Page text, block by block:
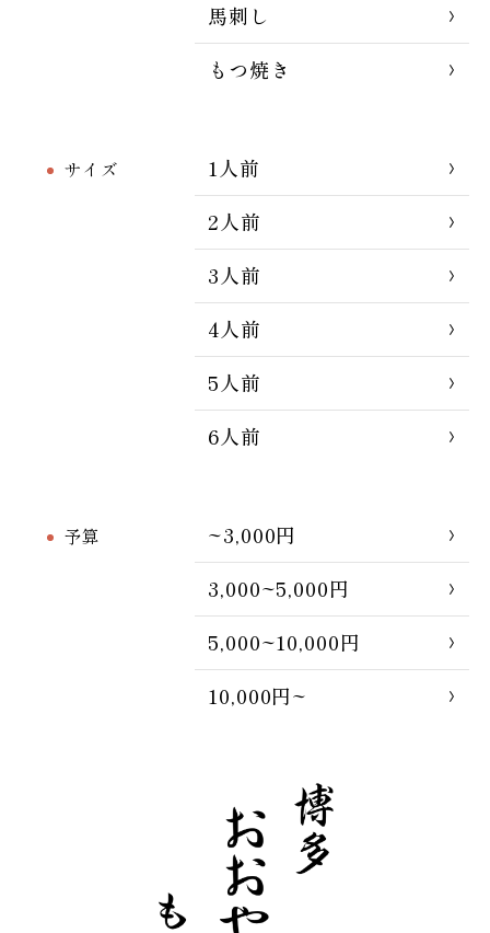
馬刺し
もつ焼き
サイズ
1人前
2人前
3人前
4人前
5人前
6人前
予算
~3,000円
3,000~5,000円
5,000~10,000円
10,000円~